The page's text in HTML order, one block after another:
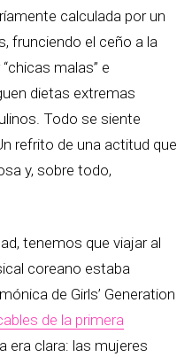
calculada por un
frunciendo el ceño a la
malas” e
dietas extremas
Todo se siente
refrito de una actitud que
y, sobre todo,
tenemos que viajar al
coreano estaba
de Girls’ Generation
de la primera
era clara: las mujeres